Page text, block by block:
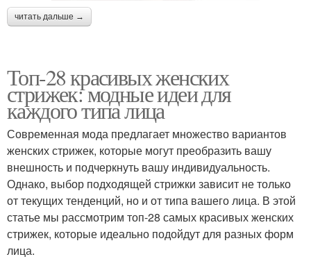
читать дальше →
Топ-28 красивых женских
стрижек: модные идеи для
каждого типа лица
Современная мода предлагает множество вариантов
женских стрижек, которые могут преобразить вашу
внешность и подчеркнуть вашу индивидуальность.
Однако, выбор подходящей стрижки зависит не только
от текущих тенденций, но и от типа вашего лица. В этой
статье мы рассмотрим топ-28 самых красивых женских
стрижек, которые идеально подойдут для разных форм
лица.